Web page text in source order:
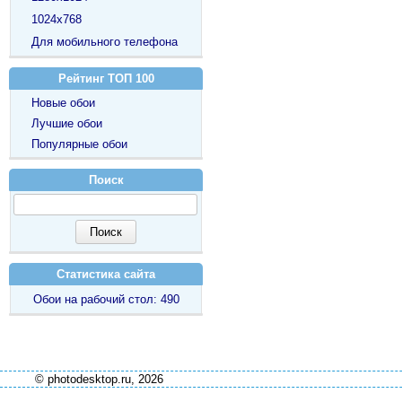
1024х768
Для мобильного телефона
Рейтинг ТОП 100
Новые обои
Лучшие обои
Популярные обои
Поиск
Статистика сайта
Обои на рабочий стол: 490
© photodesktop.ru, 2026